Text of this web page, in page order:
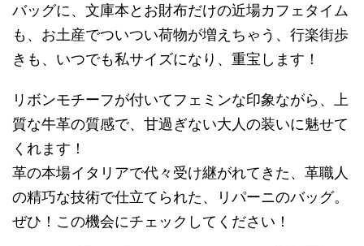
バッグに、文庫本とお財布だけの近場カフェタイム
も、お土産でついつい荷物が増えちゃう、行楽街歩
きも、いつでも私サイズになり、重宝します！
リボンモチーフが付いてフェミンな印象ながら、上
質な牛革の質感で、甘過ぎない大人の装いに魅せて
くれます！
革の本場イタリアで代々受け継がれてきた、革職人
の精巧な技術で仕立てられた、リパーニのバッグ。
ぜひ！この機会にチェックしてください！